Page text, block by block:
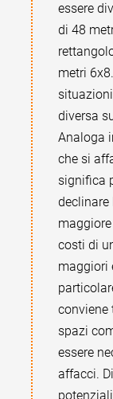
essere
di 48
metri
diversa
Analoga
che si
significa
declinare
costi di
maggiori
conviene
spazi
essere
affacci.